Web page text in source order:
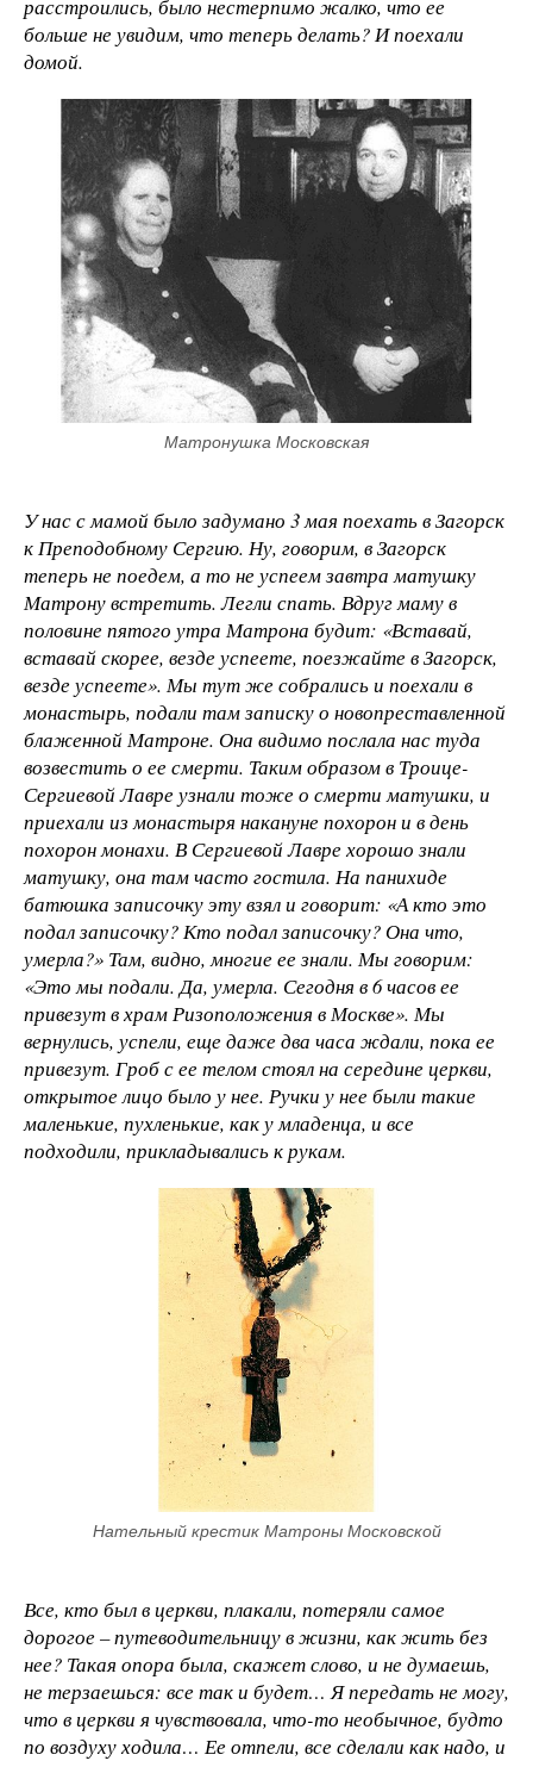
расстроились, было нестерпимо жалко, что ее
больше не увидим, что теперь делать? И поехали
домой.
Матронушка Московская
У нас с мамой было задумано 3 мая поехать в Загорск
к Преподобному Сергию. Ну, говорим, в Загорск
теперь не поедем, а то не успеем завтра матушку
Матрону встретить. Легли спать. Вдруг маму в
половине пятого утра Матрона будит: «Вставай,
вставай скорее, везде успеете, поезжайте в Загорск,
везде успеете». Мы тут же собрались и поехали в
монастырь, подали там записку о новопреставленной
блаженной Матроне. Она видимо послала нас туда
возвестить о ее смерти. Таким образом в Троице-
Сергиевой Лавре узнали тоже о смерти матушки, и
приехали из монастыря накануне похорон и в день
похорон монахи. В Сергиевой Лавре хорошо знали
матушку, она там часто гостила. На панихиде
батюшка записочку эту взял и говорит: «А кто это
подал записочку? Кто подал записочку? Она что,
умерла?» Там, видно, многие ее знали. Мы говорим:
«Это мы подали. Да, умерла. Сегодня в 6 часов ее
привезут в храм Ризоположения в Москве». Мы
вернулись, успели, еще даже два часа ждали, пока ее
привезут. Гроб с ее телом стоял на середине церкви,
открытое лицо было у нее. Ручки у нее были такие
маленькие, пухленькие, как у младенца, и все
подходили, прикладывались к рукам.
Нательный крестик Матроны Московской
Все, кто был в церкви, плакали, потеряли самое
дорогое – путеводительницу в жизни, как жить без
нее? Такая опора была, скажет слово, и не думаешь,
не терзаешься: все так и будет… Я передать не могу,
что в церкви я чувствовала, что-то необычное, будто
по воздуху ходила… Ее отпели, все сделали как надо, и